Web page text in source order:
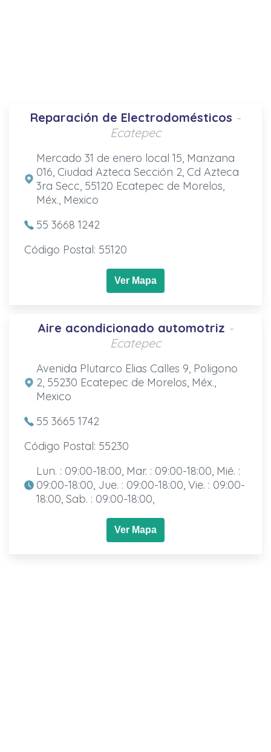
Reparación de Electrodomésticos -
Ecatepec
Mercado 31 de enero local 15, Manzana
016, Ciudad Azteca Sección 2, Cd Azteca
3ra Secc, 55120 Ecatepec de Morelos,
Méx., Mexico
55 3668 1242
Código Postal: 55120
Ver Mapa
Aire acondicionado automotriz -
Ecatepec
Avenida Plutarco Elias Calles 9, Poligono
2, 55230 Ecatepec de Morelos, Méx.,
Mexico
55 3665 1742
Código Postal: 55230
Lun. : 09:00-18:00, Mar. : 09:00-18:00, Mié. :
09:00-18:00, Jue. : 09:00-18:00, Vie. : 09:00-
18:00, Sab. : 09:00-18:00,
Ver Mapa